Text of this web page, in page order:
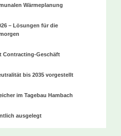
Wärmeplanung
– Lösungen für die
Contracting-Geschäft
bis 2035 vorgestellt
im Tagebau Hambach
ausgelegt